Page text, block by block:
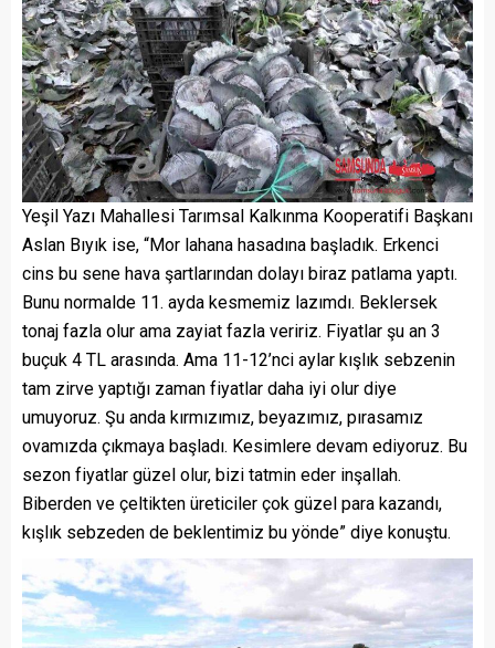
Yeşil Yazı Mahallesi Tarımsal Kalkınma Kooperatifi Başkanı
Aslan Bıyık ise, “Mor lahana hasadına başladık. Erkenci
cins bu sene hava şartlarından dolayı biraz patlama yaptı.
Bunu normalde 11. ayda kesmemiz lazımdı. Beklersek
tonaj fazla olur ama zayiat fazla veririz. Fiyatlar şu an 3
buçuk 4 TL arasında. Ama 11-12’nci aylar kışlık sebzenin
tam zirve yaptığı zaman fiyatlar daha iyi olur diye
umuyoruz. Şu anda kırmızımız, beyazımız, pırasamız
ovamızda çıkmaya başladı. Kesimlere devam ediyoruz. Bu
sezon fiyatlar güzel olur, bizi tatmin eder inşallah.
Biberden ve çeltikten üreticiler çok güzel para kazandı,
kışlık sebzeden de beklentimiz bu yönde” diye konuştu.